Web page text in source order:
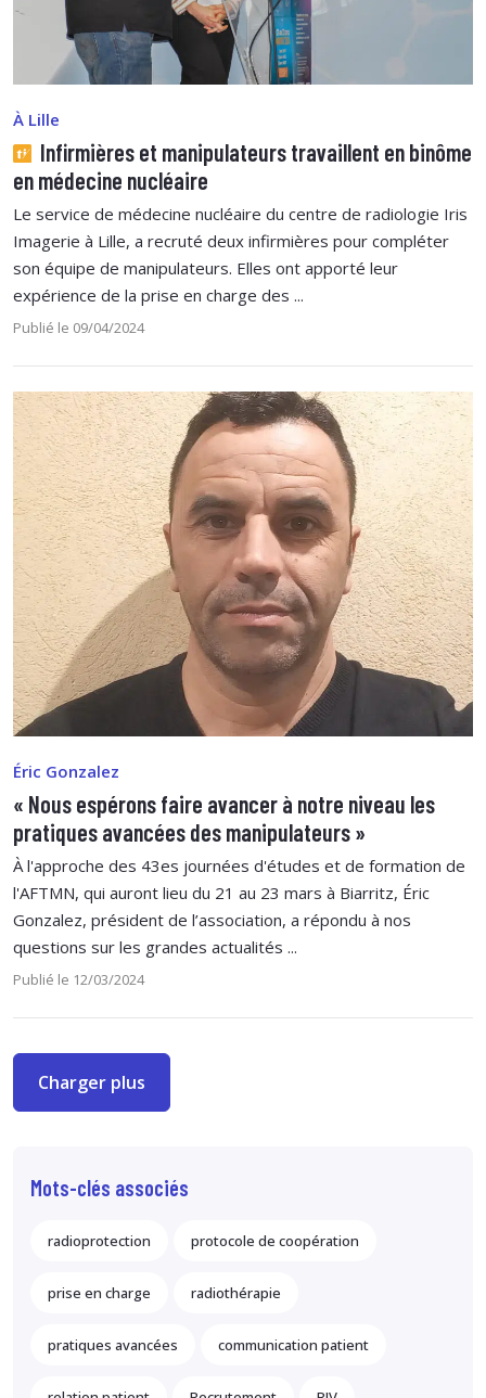
À Lille
Infirmières et manipulateurs travaillent en binôme
en médecine nucléaire
Le service de médecine nucléaire du centre de radiologie Iris
Imagerie à Lille, a recruté deux infirmières pour compléter
son équipe de manipulateurs. Elles ont apporté leur
expérience de la prise en charge des ...
Publié le 09/04/2024
Éric Gonzalez
« Nous espérons faire avancer à notre niveau les
pratiques avancées des manipulateurs »
À l'approche des 43es journées d'études et de formation de
l'AFTMN, qui auront lieu du 21 au 23 mars à Biarritz, Éric
Gonzalez, président de l’association, a répondu à nos
questions sur les grandes actualités ...
Publié le 12/03/2024
Charger plus
Mots-clés associés
radioprotection protocole de coopération
prise en charge radiothérapie
pratiques avancées communication patient